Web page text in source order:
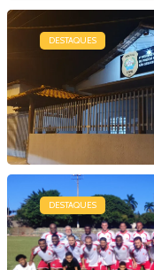
DESTAQUES
DESTAQUES